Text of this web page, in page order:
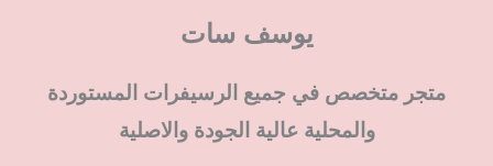
يوسف سات
متجر متخصص في جميع الرسيفرات المستوردة
والمحلية عالية الجودة والاصلية